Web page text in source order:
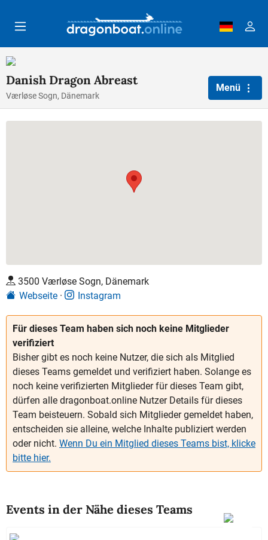
Danish Dragon Abreast
Værløse Sogn, Dänemark
Menü
Für dieses Team haben sich noch keine Mitglieder
verifiziert
Bisher gibt es noch keine Nutzer, die sich als Mitglied
dieses Teams gemeldet und verifiziert haben. Solange es
noch keine verifizierten Mitglieder für dieses Team gibt,
dürfen alle dragonboat.online Nutzer Details für dieses
Team beisteuern. Sobald sich Mitglieder gemeldet haben,
entscheiden sie alleine, welche Inhalte publiziert werden
oder nicht. Wenn Du ein Mitglied dieses Teams bist, klicke
bitte hier.
Events in der Nähe dieses Teams
3500 Værløse Sogn, Dänemark
Webseite
Instagram